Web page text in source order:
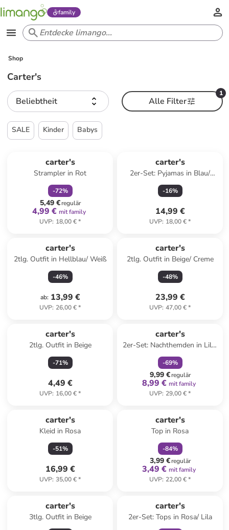
family
Shop
Carter's
Beliebtheit
1
Alle Filter
SALE Kinder Babys
carter's
Strampler in Rot
-72%
5,49 €regulär
4,99 € mit family
UVP: 18,00 €*
carter's
2er-Set: Pyjamas in Blau/
Weiß/ Bunt
-16%
14,99 €
UVP: 18,00 €*
carter's
2tlg. Outfit in Hellblau/ Weiß
-46%
ab: 13,99 €
UVP: 26,00 €*
carter's
2tlg. Outfit in Beige/ Creme
-48%
23,99 €
UVP: 47,00 €*
carter's
2tlg. Outfit in Beige
-71%
4,49 €
UVP: 16,00 €*
carter's
2er-Set: Nachthemden in Lila/
Weiß
-69%
9,99 €regulär
8,99 € mit family
UVP: 29,00 €*
carter's
Kleid in Rosa
-51%
16,99 €
UVP: 35,00 €*
carter's
Top in Rosa
-84%
3,99 €regulär
3,49 € mit family
UVP: 22,00 €*
carter's
3tlg. Outfit in Beige
carter's
2er-Set: Tops in Rosa/ Lila